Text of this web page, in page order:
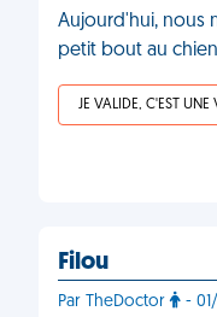
Aujourd'hui, nous
petit bout au
JE VALIDE, C'EST UNE
Filou
Par TheDoctor - 01/